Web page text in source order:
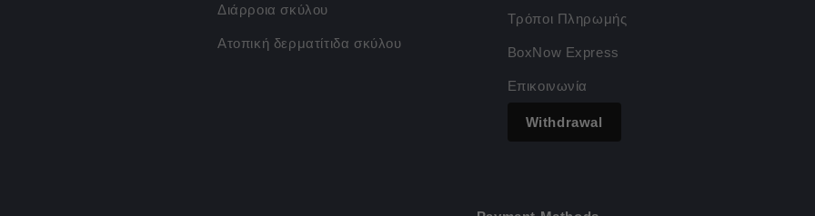
Διάρροια σκύλου
Ατοπική δερματίτιδα σκύλου
Τρόποι Πληρωμής
BoxNow Express
Επικοινωνία
Withdrawal